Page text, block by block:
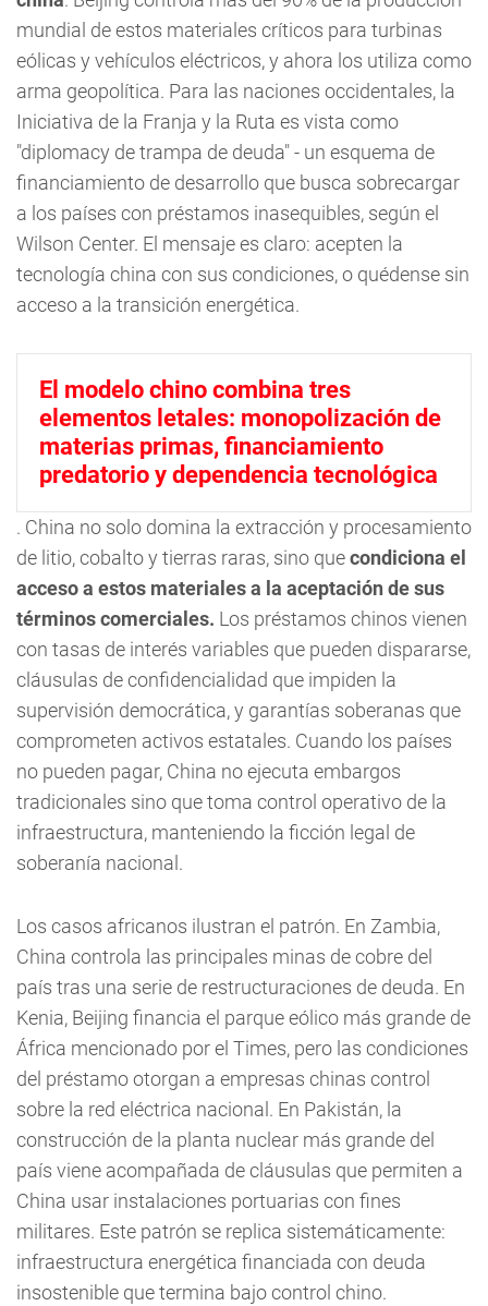
mundial de estos materiales críticos para turbinas
eólicas y vehículos eléctricos, y ahora los utiliza como
arma geopolítica. Para las naciones occidentales, la
Iniciativa de la Franja y la Ruta es vista como
"diplomacy de trampa de deuda" - un esquema de
financiamiento de desarrollo que busca sobrecargar
a los países con préstamos inasequibles, según el
Wilson Center. El mensaje es claro: acepten la
tecnología china con sus condiciones, o quédense sin
acceso a la transición energética.
El modelo chino combina tres
elementos letales: monopolización de
materias primas, financiamiento
predatorio y dependencia tecnológica
. China no solo domina la extracción y procesamiento
de litio, cobalto y tierras raras, sino quecondiciona el
acceso a estos materiales a la aceptación de sus
términos comerciales. Los préstamos chinos vienen
con tasas de interés variables que pueden dispararse,
cláusulas de confidencialidad que impiden la
supervisión democrática, y garantías soberanas que
comprometen activos estatales. Cuando los países
no pueden pagar, China no ejecuta embargos
tradicionales sino que toma control operativo de la
infraestructura, manteniendo la ficción legal de
soberanía nacional.
Los casos africanos ilustran el patrón. En Zambia,
China controla las principales minas de cobre del
país tras una serie de restructuraciones de deuda. En
Kenia, Beijing financia el parque eólico más grande de
África mencionado por el Times, pero las condiciones
del préstamo otorgan a empresas chinas control
sobre la red eléctrica nacional. En Pakistán, la
construcción de la planta nuclear más grande del
país viene acompañada de cláusulas que permiten a
China usar instalaciones portuarias con fines
militares. Este patrón se replica sistemáticamente:
infraestructura energética financiada con deuda
insostenible que termina bajo control chino.